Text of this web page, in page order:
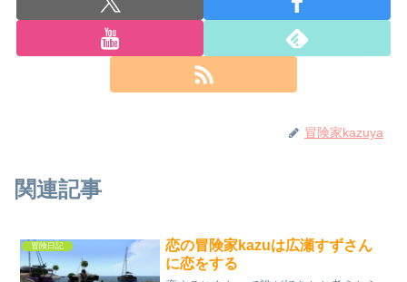
冒険家kazuya
関連記事
冒険日記
恋の冒険家kazuは広瀬すずさん
に恋をする